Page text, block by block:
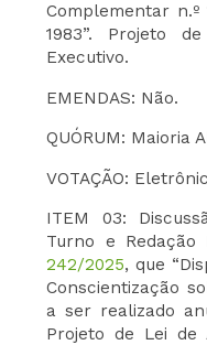
Complementar n.º
1983”. Projeto
Executivo.
EMENDAS: Não.
QUÓRUM: Maioria
VOTAÇÃO:
ITEM 03:
Turno e Redação
242/2025, que
Conscientização
a ser realizado
Projeto de Lei de